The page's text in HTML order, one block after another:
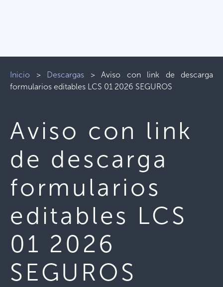
Inicio > Descargas > Aviso con link de descarga
formularios editables LCS 01 2026 SEGUROS
Aviso con link
de descarga
formularios
editables LCS
01 2026
SEGUROS